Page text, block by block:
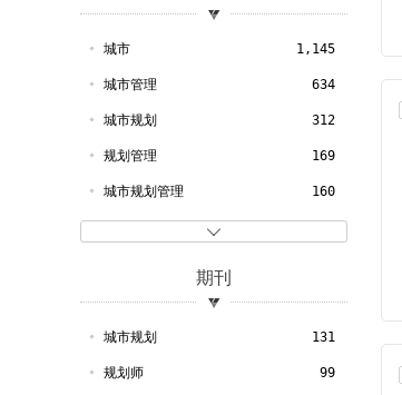
2002
2001
2000
1999
1998
1997 27
艺术 2
医药卫生 2
机械工程 1
轻工技术与工程 1
一般工业技术 1
语言文字 1
生物学
CSCD 139
社科基金资助期刊 110
CSA-ProQuest数据库 107
剑桥科学文摘 93
哥白尼索引 78
化学文摘（网络版） 67

城市 1,145
城市管理 634
城市规划 312
规划管理 169
城市规划管理 160
行政 61
执法 55
园林 53
期刊
城市规划 131
规划师 99